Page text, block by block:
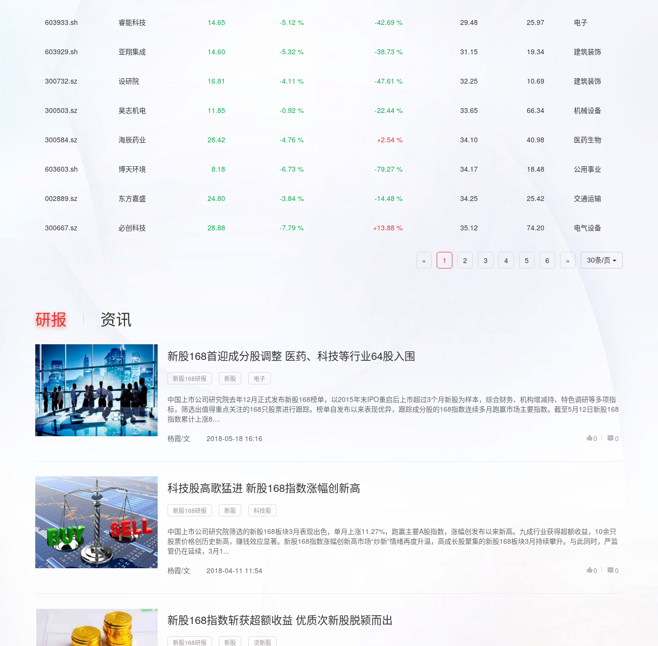
603933.sh 睿能科技 14.65 -5.12 % -42.69 % 29.48 25.97 电子
603929.sh 亚翔集成 14.60 -5.32 % -38.73 % 31.15 19.34 建筑装饰
300732.sz 设研院 16.81 -4.11 % -47.61 % 32.25 10.69 建筑装饰
300503.sz 昊志机电 11.85 -0.92 % -22.44 % 33.65 66.34 机械设备
300584.sz 海辰药业 28.42 -4.76 % +2.54 % 34.10 40.98 医药生物
603603.sh 博天环境 8.18 -6.73 % -79.27 % 34.17 18.48 公用事业
002889.sz 东方嘉盛 24.80 -3.84 % -14.48 % 34.25 25.42 交通运输
300667.sz 必创科技 28.88 -7.79 % +13.88 % 35.12 74.20 电气设备
30条/页
« 1 2 3 4 5 6 »
研报 资讯
新股168首迎成分股调整 医药、科技等行业64股入围
新股168研报 新股 电子
中国上市公司研究院去年12月正式发布新股168榜单，以2015年末IPO重启后上市超过3个月新股为样本，综合财务、机构增减持、特色调研等多项指
标，筛选出值得重点关注的168只股票进行跟踪。榜单自发布以来表现优异，跟踪成分股的168指数连续多月跑赢市场主要指数。截至5月12日新股168
指数累计上涨8....
杨霞/文
2018-05-18 16:16 0
0
科技股高歌猛进 新股168指数涨幅创新高
新股168研报 新股 科技股
中国上市公司研究院筛选的新股168板块3月表现出色，单月上涨11.27%，跑赢主要A股指数，涨幅创发布以来新高。九成行业获得超额收益，10余只
股票价格创历史新高，赚钱效应显著。新股168指数涨幅创新高市场“炒新”情绪再度升温，高成长股聚集的新股168板块3月持续攀升。与此同时，严监
管仍在延续，3月1...
杨霞/文
2018-04-11 11:54 0
0
新股168指数斩获超额收益 优质次新股脱颍而出
新股168研报 新股 次新股